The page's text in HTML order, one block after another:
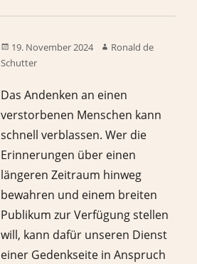
19. November 2024
Ronald de
Schutter
Das Andenken an einen
verstorbenen Menschen kann
schnell verblassen. Wer die
Erinnerungen über einen
längeren Zeitraum hinweg
bewahren und einem breiten
Publikum zur Verfügung stellen
will, kann dafür unseren Dienst
einer Gedenkseite in Anspruch